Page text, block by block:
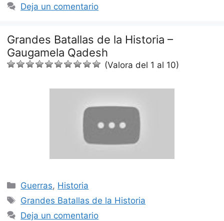
Deja un comentario
Grandes Batallas de la Historia –
Gaugamela Qadesh
(Valora del 1 al 10)
Categorías
Guerras, Historia
Etiquetas
Grandes Batallas de la Historia
Deja un comentario